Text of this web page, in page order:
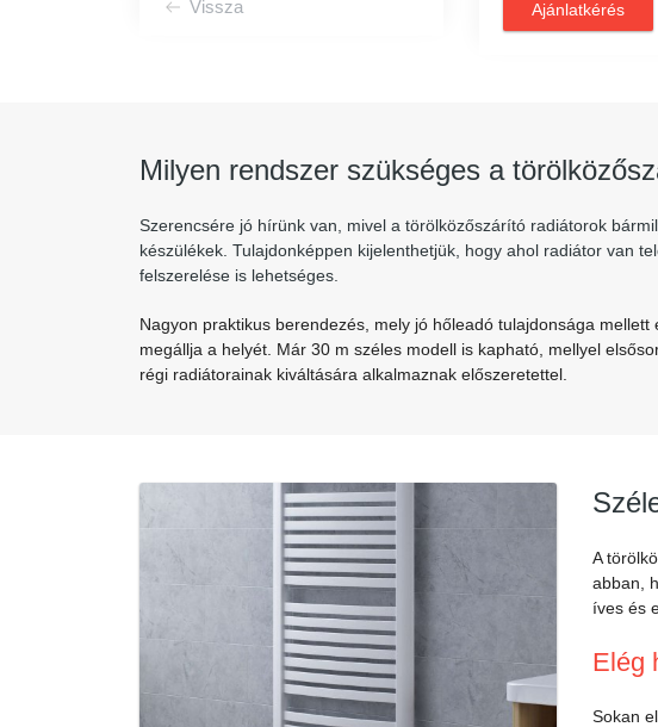
Vissza Ajánlatkérés
Milyen rendszer szükséges a
Szerencsére jó hírünk van, mivel a törölközőszárító radiátorok
készülékek. Tulajdonképpen kijelenthetjük, hogy ahol radiátor van
felszerelése is lehetséges.
Nagyon praktikus berendezés, mely jó hőleadó tulajdonsága
megállja a helyét. Már 30 m széles modell is kapható, mellyel
régi radiátorainak kiváltására alkalmaznak előszeretettel.
A
abban,
íves és
Elég
Sokan